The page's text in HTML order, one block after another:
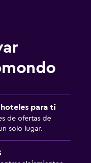
para ti
de ofertas de
solo lugar.